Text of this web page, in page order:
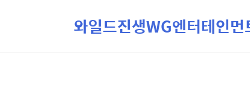
와일드진생WG엔터테